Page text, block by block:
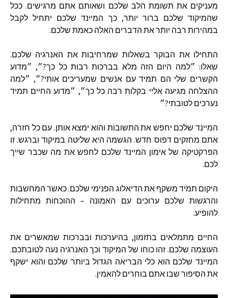
מעניקים את תשומת הלב שלכם ושאותם אתם מרגישים. ככל
שהמיקוד שלכם ברור יותר,כך המיינד שלכם יתחיל לקבל
במהירות רבה יותר את הדברים האלה כאמת שלכם.
התחילו את הבוקר בשאלות שמרחיבות את האנרגיה שלכם.
שאלו: ״למה היום הזה מלא בברכות רבות כל כך?״, ״מדוע
הקשרים שלי הם תמיד עם אנשים שמעריכים אותי?״, ״למה
ההצלחה מגיעה אליי בקלות רבה כל כך״, ״מדוע החיים תמיד
נערכים לטובתי?״
המיינד שלכם יחפש את התשובות והוא ימצא אותן. עם כל חזרה,
אתם מחזקים דפוס חדש. הגשמה היא שליטה במיקוד וברגש. זו
הפרקטיקה של אימון המיינד שלכם לחפש את מה שכבר שייך
לכם.
היקום תמיד משקף את הדיאלוג הפנימי שלכם.כאשר המחשבות
והרגשות שלכם ערוכים עם האמונה – ההוכחות מתחילות
להופיע.
החיים מתמלאים בתזמון, בהיערכות ובברכות שמאשרים את
העוצמה שלכם. זהו כוחו של המיקוד וכך האנרגיה נעה לטובתכם.
המיינד שלכם הוא כלי הבריאה הגדול ביותר שלכם והוא ישקף
את הסיפור שבו אתם בוחרים להאמין.